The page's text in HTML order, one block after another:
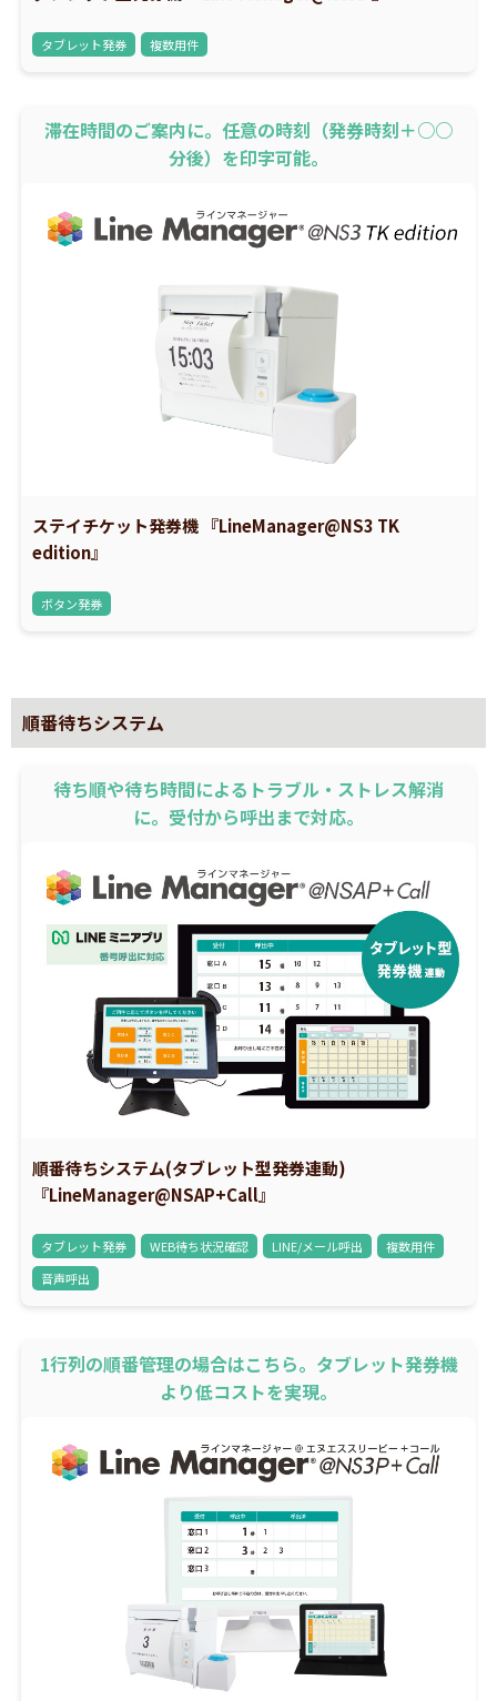
タブレット発券 複数用件
滞在時間のご案内に。任意の時刻（発券時刻＋○○
分後）を印字可能。
ステイチケット発券機 『LineManager@NS3 TK
edition』
ボタン発券
順番待ちシステム
待ち順や待ち時間によるトラブル・ストレス解消
に。受付から呼出まで対応。
順番待ちシステム(タブレット型発券連動)
『LineManager@NSAP+Call』
タブレット発券 WEB待ち状況確認 LINE/メール呼出
複数用件
音声呼出
1行列の順番管理の場合はこちら。タブレット発券機
より低コストを実現。